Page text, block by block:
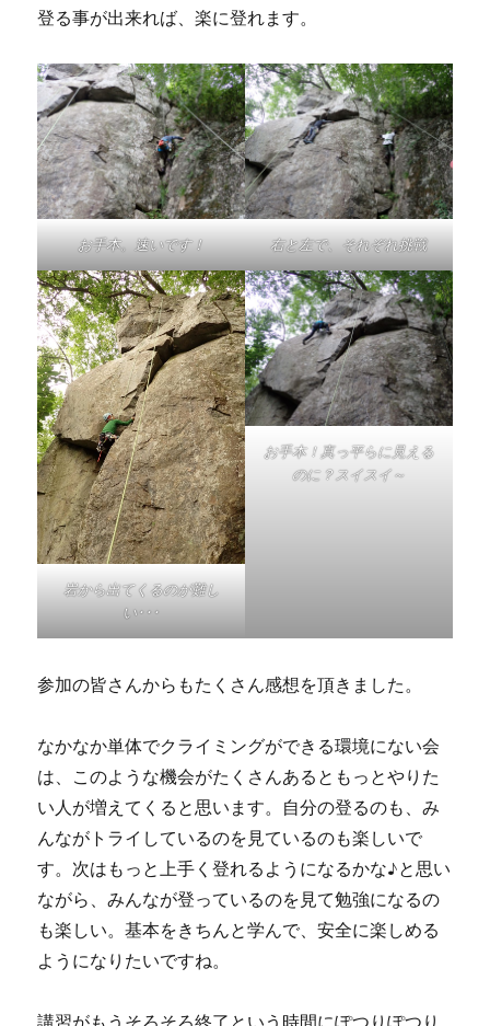
登る事が出来れば、楽に登れます。
お手本。速いです！ 右と左で、それぞれ挑戦
岩から出てくるのが難し
い･･･
お手本！真っ平らに見える
のに？スイスイ～
参加の皆さんからもたくさん感想を頂きました。
なかなか単体でクライミングができる環境にない会
は、このような機会がたくさんあるともっとやりた
い人が増えてくると思います。自分の登るのも、み
んながトライしているのを見ているのも楽しいで
す。次はもっと上手く登れるようになるかな♪と思い
ながら、みんなが登っているのを見て勉強になるの
も楽しい。基本をきちんと学んで、安全に楽しめる
ようになりたいですね。